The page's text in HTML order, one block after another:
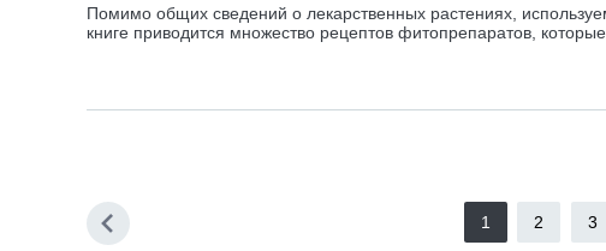
Помимо общих сведений о лекарственных растениях,
книге приводится множество рецептов фитопрепаратов,
1 2 3